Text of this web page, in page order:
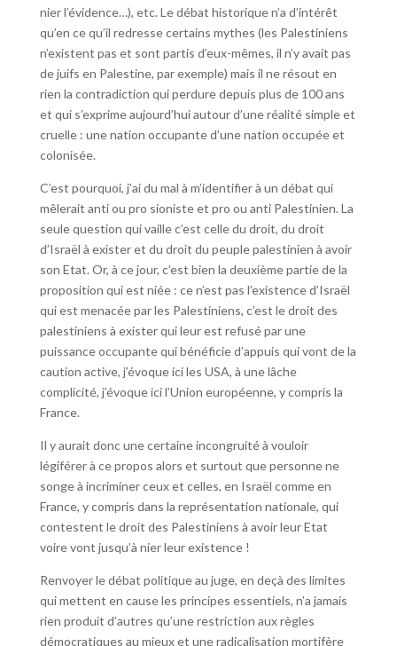
nier l’évidence…), etc. Le débat historique n’a d’intérêt
qu’en ce qu’il redresse certains mythes (les Palestiniens
n’existent pas et sont partis d’eux-mêmes, il n’y avait pas
de juifs en Palestine, par exemple) mais il ne résout en
rien la contradiction qui perdure depuis plus de 100 ans
et qui s’exprime aujourd’hui autour d’une réalité simple et
cruelle : une nation occupante d’une nation occupée et
colonisée.
C’est pourquoi, j’ai du mal à m’identifier à un débat qui
mêlerait anti ou pro sioniste et pro ou anti Palestinien. La
seule question qui vaille c’est celle du droit, du droit
d’Israël à exister et du droit du peuple palestinien à avoir
son Etat. Or, à ce jour, c’est bien la deuxième partie de la
proposition qui est niée : ce n’est pas l’existence d’Israël
qui est menacée par les Palestiniens, c’est le droit des
palestiniens à exister qui leur est refusé par une
puissance occupante qui bénéficie d’appuis qui vont de la
caution active, j’évoque ici les USA, à une lâche
complicité, j’évoque ici l’Union européenne, y compris la
France.
Il y aurait donc une certaine incongruité à vouloir
légiférer à ce propos alors et surtout que personne ne
songe à incriminer ceux et celles, en Israël comme en
France, y compris dans la représentation nationale, qui
contestent le droit des Palestiniens à avoir leur Etat
voire vont jusqu’à nier leur existence !
Renvoyer le débat politique au juge, en deçà des limites
qui mettent en cause les principes essentiels, n’a jamais
rien produit d’autres qu’une restriction aux règles
démocratiques au mieux et une radicalisation mortifère